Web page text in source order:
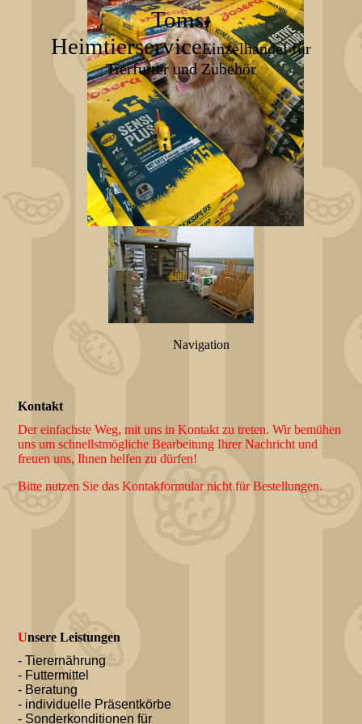
Toms-
HeimtierserviceEinzelhandel für
Tierfutter und Zubehör
Navigation
Kontakt
Der einfachste Weg, mit uns in Kontakt zu treten. Wir bemühen
uns um schnellstmögliche Bearbeitung Ihrer Nachricht und
freuen uns, Ihnen helfen zu dürfen!
Bitte nutzen Sie das Kontakformular nicht für Bestellungen.
Unsere Leistungen
- Tierernährung
- Futtermittel
- Beratung
- individuelle Präsentkörbe
- Sonderkonditionen für